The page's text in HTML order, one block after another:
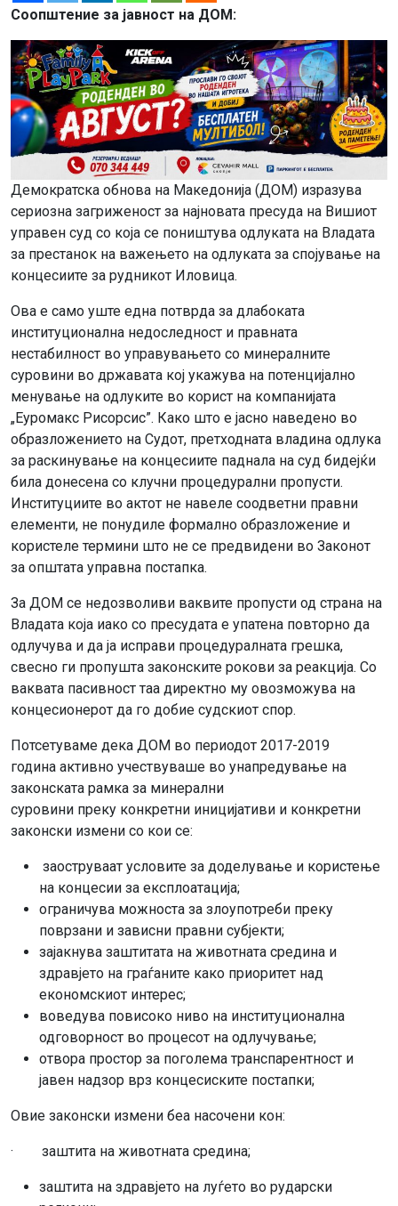
Соопштение за јавност на ДОМ:
Демократска обнова на Македонија (ДОМ) изразува
сериозна загриженост за најновата пресуда на Вишиот
управен суд со која се поништува одлуката на Владата
за престанок на важењето на одлуката за спојување на
концесиите за рудникот Иловица.
Ова е само уште една потврда за длабоката
институционална недоследност и правната
нестабилност во управувањето со минералните
суровини во државата кој укажува на потенцијално
менување на одлуките во корист на компанијата
„Еуромакс Рисорсис”. Како што е јасно наведено во
образложението на Судот, претходната владина одлука
за раскинување на концесиите паднала на суд бидејќи
била донесена со клучни процедурални пропусти.
Институциите во актот не навеле соодветни правни
елементи, не понудиле формално образложение и
користеле термини што не се предвидени во Законот
за општата управна постапка.
За ДОМ се недозволиви ваквите пропусти од страна на
Владата која иако со пресудата е упатена повторно да
одлучува и да ја исправи процедуралната грешка,
свесно ги пропушта законските рокови за реакција. Со
ваквата пасивност таа директно му овозможува на
концесионерот да го добие судскиот спор.
Потсетуваме дека ДОМ во периодот 2017-2019
година активно учествуваше во унапредување на
законската рамка за минерални
суровини преку конкретни иницијативи и конкретни
законски измени со кои се:
заоструваат условите за доделување и користење
на концесии за експлоатација;
ограничува можноста за злоупотреби преку
поврзани и зависни правни субјекти;
зајакнува заштитата на животната средина и
здравјето на граѓаните како приоритет над
економскиот интерес;
воведува повисоко ниво на институционална
одговорност во процесот на одлучување;
отвора простор за поголема транспарентност и
јавен надзор врз концесиските постапки;
Овие законски измени беа насочени кон:
· заштита на животната средина;
заштита на здравјето на луѓето во рударски